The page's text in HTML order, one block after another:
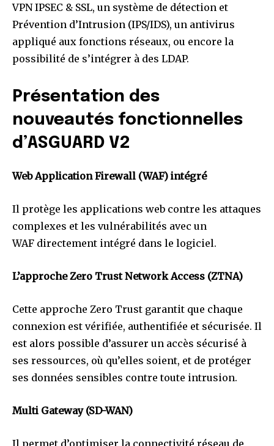
VPN IPSEC & SSL, un système de détection et
Prévention d’Intrusion (IPS/IDS), un antivirus
appliqué aux fonctions réseaux, ou encore la
possibilité de s’intégrer à des LDAP.
Présentation des
nouveautés fonctionnelles
d’ASGUARD V2
Web Application Firewall (WAF) intégré
Il protège les applications web contre les attaques
complexes et les vulnérabilités avec un
WAF directement intégré dans le logiciel.
L’approche Zero Trust Network Access (ZTNA)
Cette approche Zero Trust garantit que chaque
connexion est vérifiée, authentifiée et sécurisée. Il
est alors possible d’assurer un accès sécurisé à
ses ressources, où qu’elles soient, et de protéger
ses données sensibles contre toute intrusion.
Multi Gateway (SD-WAN)
Il permet d’optimiser la connectivité réseau de